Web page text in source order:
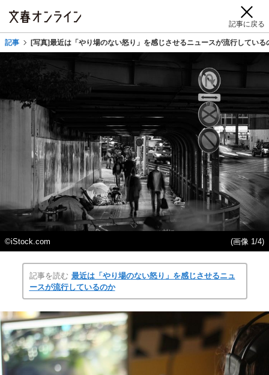
記事に戻る
記事 [写真]最近は「やり場のない怒り」を感じさせるニュースが流行している
©iStock.com (画像 1/4)
記事を読む 最近は「やり場のない怒り」を感じさせるニュ
ースが流行しているのか